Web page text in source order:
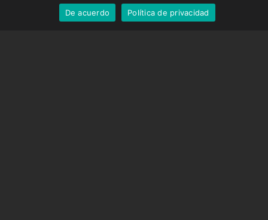
De acuerdo
Política de privacidad
Spanish